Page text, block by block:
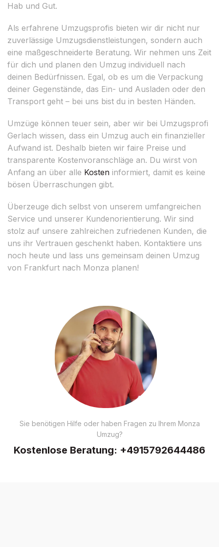
Hab und Gut.
Als erfahrene Umzugsprofis bieten wir dir nicht nur
zuverlässige Umzugsdienstleistungen, sondern auch
eine maßgeschneiderte Beratung. Wir nehmen uns Zeit
für dich und planen den Umzug individuell nach
deinen Bedürfnissen. Egal, ob es um die Verpackung
deiner Gegenstände, das Ein- und Ausladen oder den
Transport geht – bei uns bist du in besten Händen.
Umzüge können teuer sein, aber wir bei Umzugsprofi
Gerlach wissen, dass ein Umzug auch ein finanzieller
Aufwand ist. Deshalb bieten wir faire Preise und
transparente Kostenvoranschläge an. Du wirst von
Anfang an über alle Kosten informiert, damit es keine
bösen Überraschungen gibt.
Überzeuge dich selbst von unserem umfangreichen
Service und unserer Kundenorientierung. Wir sind
stolz auf unsere zahlreichen zufriedenen Kunden, die
uns ihr Vertrauen geschenkt haben. Kontaktiere uns
noch heute und lass uns gemeinsam deinen Umzug
von Frankfurt nach Monza planen!
Sie benötigen Hilfe oder haben Fragen zu Ihrem Monza
Umzug?
Kostenlose Beratung: +4915792644486